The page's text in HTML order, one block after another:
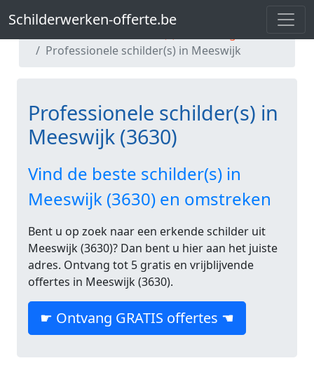
Schilderwerken-offerte.be
Schilderwerken-offerte.be
Professionele schilder(s) in Meeswijk
Professionele schilder(s) in
Meeswijk (3630)
Vind de beste schilder(s) in
Meeswijk (3630) en omstreken
Bent u op zoek naar een erkende schilder uit
Meeswijk (3630)? Dan bent u hier aan het juiste
adres. Ontvang tot 5 gratis en vrijblijvende
offertes in Meeswijk (3630).
☛ Ontvang GRATIS offertes ☚